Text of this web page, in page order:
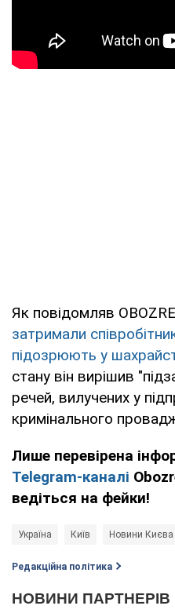
Як повідомляв
затримали
підозрюють у
стану він вирішив
речей, вилучених у
кримінального
Лише перевірена
Telegram-каналі
ведіться на фейки!
Україна Київ Новини Києва
Редакційна політика